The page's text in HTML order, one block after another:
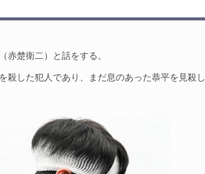
・ネタバレ感想まとめ
赤楚衛二）と話をする。
殺した犯人であり、まだ息のあった恭平を見殺し